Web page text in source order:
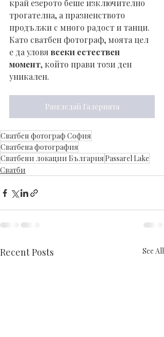
край езерото беше изключително
трогателна, а празненството
продължи с много радост и танци.
Като сватбен фотограф, моята цел
е да уловя всеки естествен
момент, който прави този ден
уникален.
Разгледай Галерията
Сватбен фотограф София
Сватбена фотография
Сватбени локации БългарияPassarel Lake
Сватби
Recent Posts See All